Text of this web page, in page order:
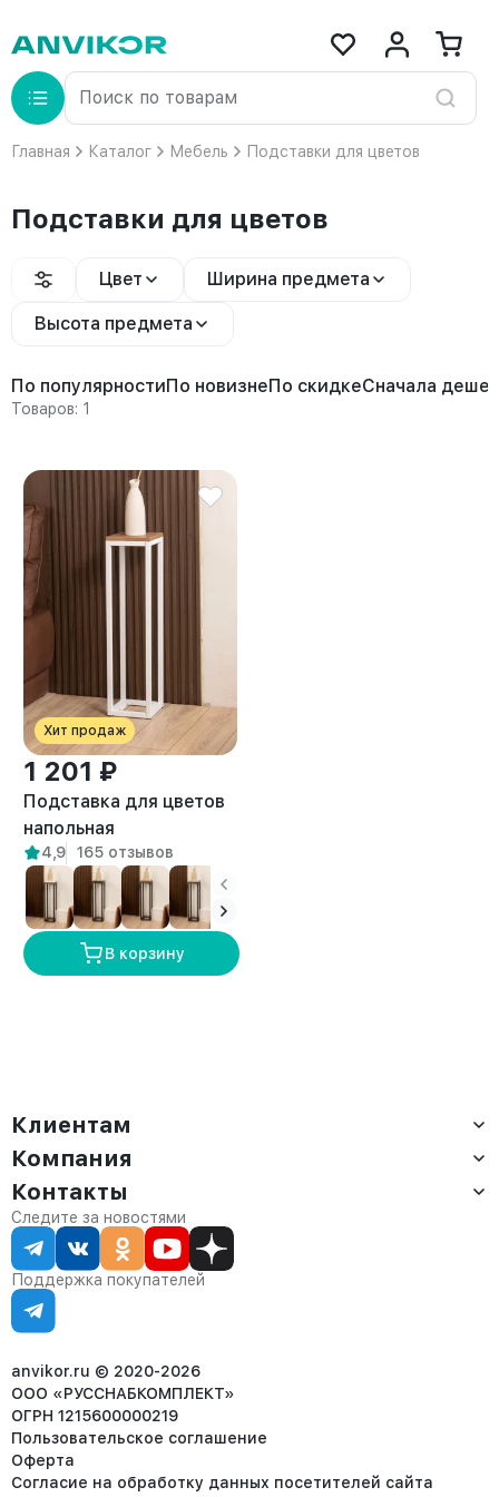
Главная Каталог Мебель Подставки для цветов
Подставки для цветов
Цвет Ширина предмета
Высота предмета
По популярностиПо новизнеПо скидкеСначала
Товаров: 1
Хит продаж
1 201 ₽
Подставка для цветов
напольная
металлическая лофт
Фолья белый/амаретто
4,9 165 отзывов
В корзину
Клиентам
Доставка
Оплата
Сервис
Статус заказа
Статьи
Компания
О компании
Контакты
Партнёрам
Контакты
Отдел продаж:
8 (800) 234-22-62
corp@anvikor.ru
Ежедневно, с 7:00-19:00 (МСК)
Отдел рекламации:
8 (953) 455-25-61
Следите за новостями
Поддержка покупателей
anvikor.ru © 2020-2026
ООО «РУССНАБКОМПЛЕКТ»
ОГРН 1215600000219
Пользовательское соглашение
Оферта
Согласие на обработку данных посетителей сайта